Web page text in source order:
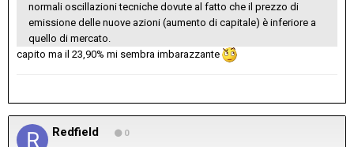
normali oscillazioni tecniche dovute al fatto che il prezzo di
emissione delle nuove azioni (aumento di capitale) è inferiore a
quello di mercato.
capito ma il 23,90% mi sembra imbarazzante
Redfield 0